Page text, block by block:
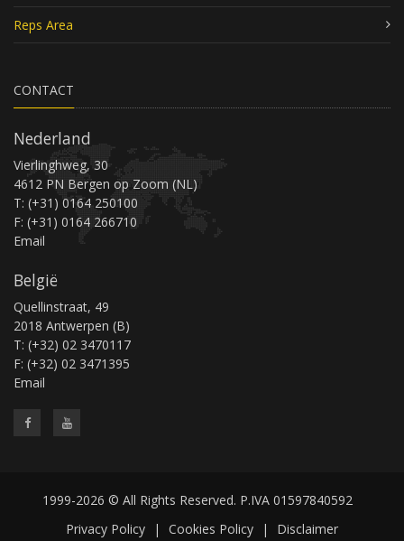
Reps Area
CONTACT
Nederland
Vierlinghweg, 30
4612 PN Bergen op Zoom (NL)
T: (+31) 0164 250100
F: (+31) 0164 266710
Email
België
Quellinstraat, 49
2018 Antwerpen (B)
T: (+32) 02 3470117
F: (+32) 02 3471395
Email
1999-2026 © All Rights Reserved. P.IVA 01597840592
Privacy Policy
| Cookies Policy | Disclaimer